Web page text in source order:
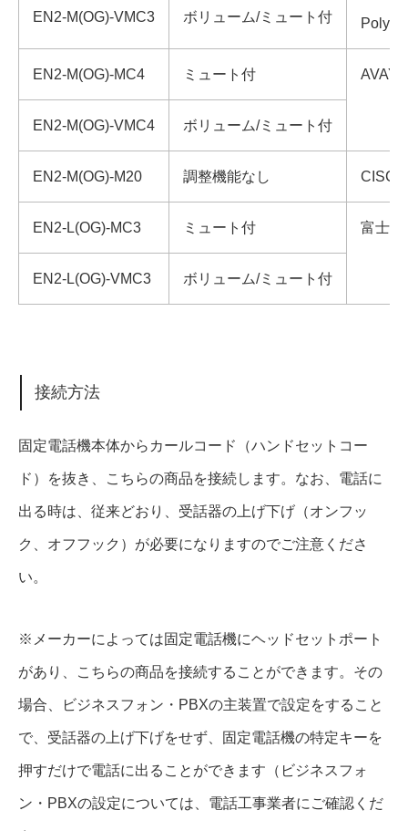
EN2-M(OG)-VMC3 ボリューム/ミュート付
EN2-M(OG)-MC4 ミュート付
EN2-M(OG)-VMC4 ボリューム/ミュート付
EN2-M(OG)-M20 調整機能なし
EN2-L(OG)-MC3 ミュート付 富士通
EN2-L(OG)-VMC3 ボリューム/ミュート付
接続方法
固定電話機本体からカールコード（ハンドセットコー
ド）を抜き、こちらの商品を接続します。なお、電話に
出る時は、従来どおり、受話器の上げ下げ（オンフッ
ク、オフフック）が必要になりますのでご注意くださ
い。
※メーカーによっては固定電話機にヘッドセットポート
があり、こちらの商品を接続することができます。その
場合、ビジネスフォン・PBXの主装置で設定をすること
で、受話器の上げ下げをせず、固定電話機の特定キーを
押すだけで電話に出ることができます（ビジネスフォ
ン・PBXの設定については、電話工事業者にご確認くだ